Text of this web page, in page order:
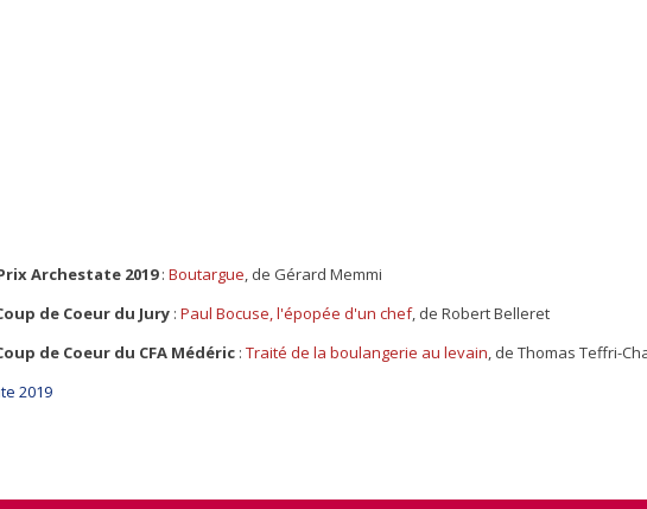
Archestate 2019:Boutargue, de Gérard Memmi
de Coeur du Jury :Paul Bocuse, l'épopée d'un chef, de Robert Belleret
de Coeur du CFA Médéric :Traité de la boulangerie au levain, de Thomas Teffri-